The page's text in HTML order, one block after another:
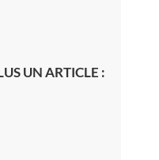
UN ARTICLE :